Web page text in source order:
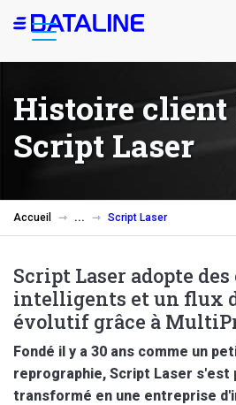
au
Histoire client
Script Laser
Accueil Script Laser
Script Laser adopte
intelligents et un flux
évolutif grâce à
Fondé il y a 30 ans comme un
reprographie, Script Laser
transformé en une entreprise